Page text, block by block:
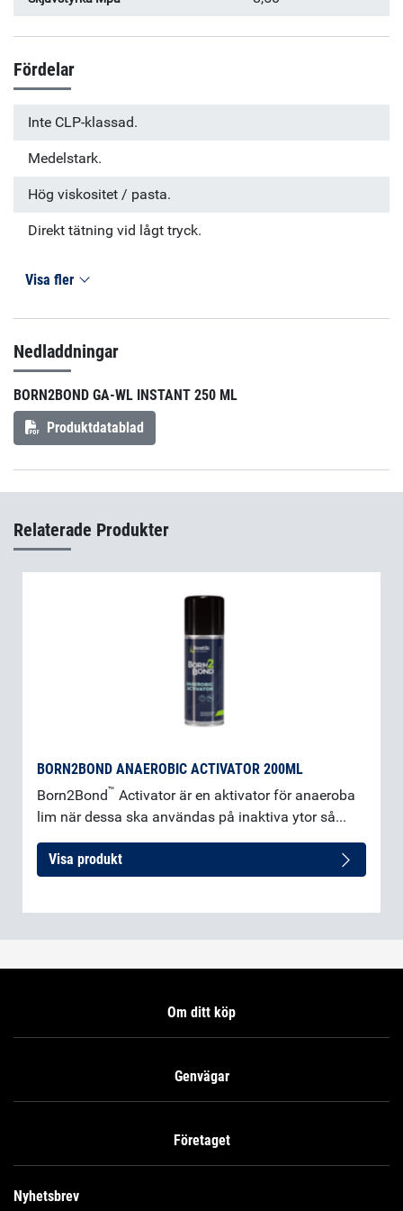
Fördelar
Inte CLP-klassad.
Medelstark.
Hög viskositet / pasta.
Direkt tätning vid lågt tryck.
Visa fler
Nedladdningar
BORN2BOND GA-WL INSTANT 250 ML
Produktdatablad
Relaterade Produkter
BORN2BOND ANAEROBIC ACTIVATOR 200ML
Born2Bond™ Activator är en aktivator för anaeroba
lim när dessa ska användas på inaktiva ytor så...
Visa produkt
Om ditt köp
Genvägar
Företaget
Nyhetsbrev